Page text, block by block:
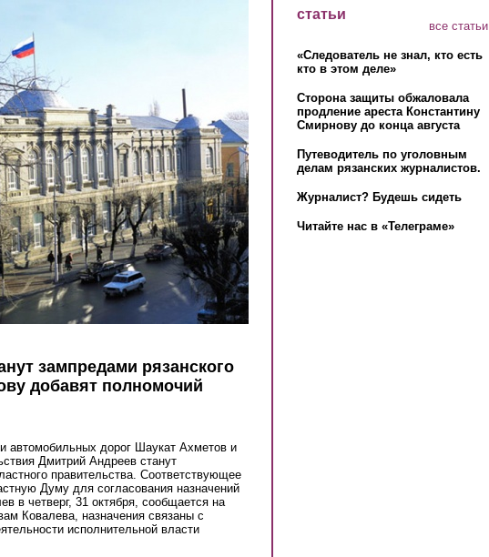
зампредами рязанского
добавят полномочий
автомобильных дорог Шаукат Ахметов и
Дмитрий Андреев станут
правительства. Соответствующее
Думу для согласования назначений
в четверг, 31 октября, сообщается на
Ковалева, назначения связаны с
исполнительной власти
статьи
все статьи
«Следователь не знал, кто есть
кто в этом деле»
Сторона защиты обжаловала
продление ареста Константину
Смирнову до конца августа
Путеводитель по уголовным
делам рязанских журналистов.
Журналист? Будешь сидеть
Читайте нас в «Телеграме»